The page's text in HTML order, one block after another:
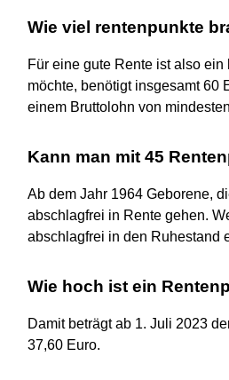
Wie viel rentenpunkte
Für eine gute Rente ist also
möchte, benötigt insgesamt 60
einem Bruttolohn von
Kann man mit 45
Ab dem Jahr 1964 Geborene,
abschlagfrei in Rente gehen.
abschlagfrei in den Ruhestand
Wie hoch ist ein
Damit beträgt ab 1. Juli 2023
37,60 Euro.